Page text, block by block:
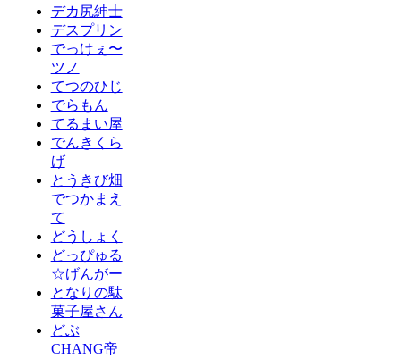
デカ尻紳士
デスプリン
でっけぇ〜
ツノ
てつのひじ
でらもん
てるまい屋
でんきくら
げ
とうきび畑
でつかまえ
て
どうしょく
どっぴゅる
☆げんがー
となりの駄
菓子屋さん
どぶ
CHANG帝